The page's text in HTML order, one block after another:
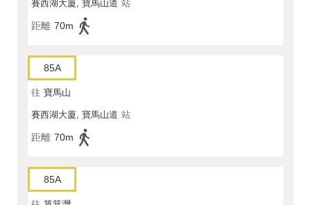
賽西湖大廈, 寶馬山道 站
距離 70m
85A
往 寶馬山
賽西湖大廈, 寶馬山道 站
距離 70m
85A